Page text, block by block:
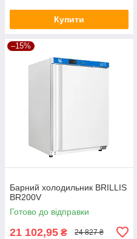
Купити
–15%
Барний холодильник BRILLIS
BR200V
Готово до відправки
21 102,95 ₴ 24 827 ₴